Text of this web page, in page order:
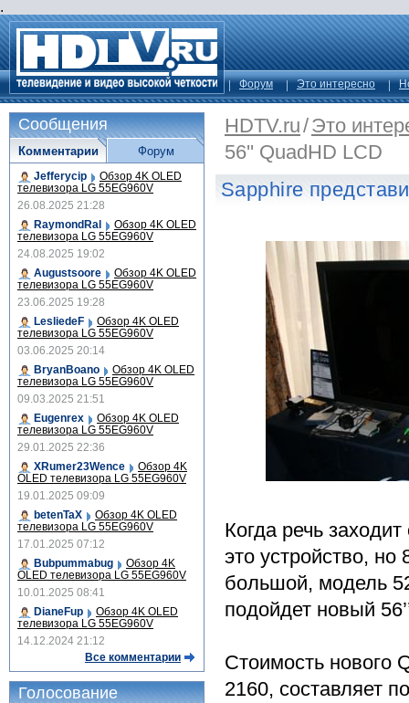
.
Форум Это интересно
HDTV.ru/Это
56'' QuadHD LCD
Sapphire
Когда речь
это устройство,
большой, модель
подойдет новый
Стоимость нового
2160, составляет
Сообщения
Комментарии
Jefferycip Обзор 4K OLED
телевизора LG 55EG960V
26.08.2025 21:28
RaymondRal
Обзор 4K OLED
телевизора LG 55EG960V
24.08.2025 19:02
Augustsoore
Обзор 4K OLED
телевизора LG 55EG960V
23.06.2025 19:28
LesliedeF
Обзор 4K OLED
телевизора LG 55EG960V
03.06.2025 20:14
BryanBoano
Обзор 4K OLED
телевизора LG 55EG960V
09.03.2025 21:51
Eugenrex
Обзор 4K OLED
телевизора LG 55EG960V
29.01.2025 22:36
XRumer23Wence
Обзор 4K
OLED телевизора LG 55EG960V
19.01.2025 09:09
betenTaX
Обзор 4K OLED
телевизора LG 55EG960V
17.01.2025 07:12
Bubpummabug
Обзор 4K
OLED телевизора LG 55EG960V
10.01.2025 08:41
DianeFup
Обзор 4K OLED
телевизора LG 55EG960V
14.12.2024 21:12
Все комментарии
Форум
Голосование